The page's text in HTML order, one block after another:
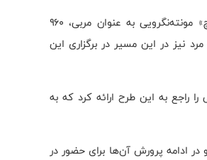
در این پروسه استعدادیابی، فدراسیون بسکتبال ایران با به کار گرفتن «واسو میلوویچ» مونته‌نگرویی به عنوان مربی، ۹۶۰
بخش دختران و پسران مورد بررسی قرار داد که ۳۶ مربی زن و ۳۶ مربی مرد نیز در این مسیر در برگزاری این
راجع به این طرح ارا‌ئه کرد که به
در رده پایه و در ادامه پرورش‌ آن‌ها برای حضور در